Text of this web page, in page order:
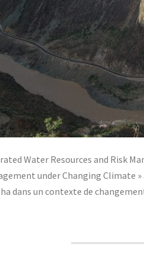
Water Resources and Risk
under Changing Climate
dans un contexte de